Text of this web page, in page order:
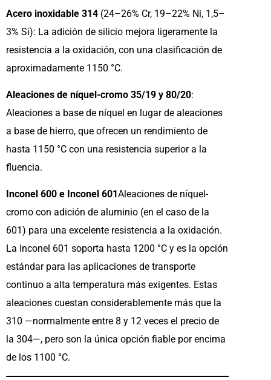
Acero inoxidable 314 (24–26% Cr, 19–22% Ni, 1,5–
3% Si): La adición de silicio mejora ligeramente la
resistencia a la oxidación, con una clasificación de
aproximadamente 1150 °C.
Aleaciones de níquel-cromo 35/19 y 80/20:
Aleaciones a base de níquel en lugar de aleaciones
a base de hierro, que ofrecen un rendimiento de
hasta 1150 °C con una resistencia superior a la
fluencia.
Inconel 600 e Inconel 601Aleaciones de níquel-
cromo con adición de aluminio (en el caso de la
601) para una excelente resistencia a la oxidación.
La Inconel 601 soporta hasta 1200 °C y es la opción
estándar para las aplicaciones de transporte
continuo a alta temperatura más exigentes. Estas
aleaciones cuestan considerablemente más que la
310 —normalmente entre 8 y 12 veces el precio de
la 304—, pero son la única opción fiable por encima
de los 1100 °C.